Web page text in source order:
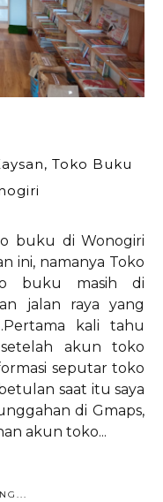
Toko Buku
buku di Wonogiri
ini, namanya Toko
buku masih di
jalan raya yang
kali tahu
akun toko
seputar toko
saat itu saya
di Gmaps,
akun toko...